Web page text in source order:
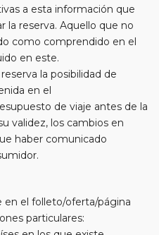
a esta información que
la reserva. Aquello que no
como comprendido en el
en este.
la posibilidad de
en el
de viaje antes de la
validez, los cambios en
haber comunicado
en el folleto/oferta/página
particulares: